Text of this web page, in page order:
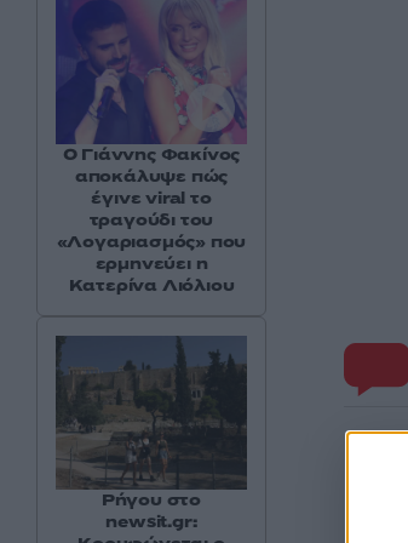
Ο Γιάννης Φακίνος
αποκάλυψε πώς
έγινε viral το
τραγούδι του
«Λογαριασμός» που
ερμηνεύει η
Κατερίνα Λιόλιου
Ρήγου στο
newsit.gr: